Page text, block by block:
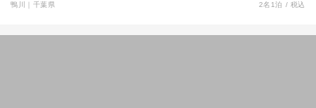
鴨川 千葉県 2名 1泊 / 税込